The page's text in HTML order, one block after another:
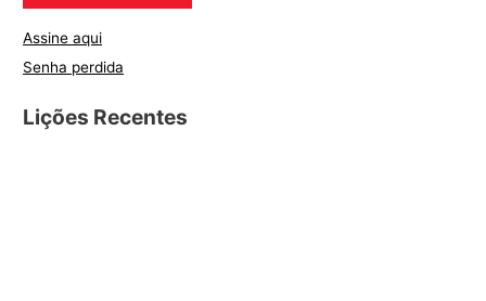
Assine aqui
Senha perdida
Lições Recentes